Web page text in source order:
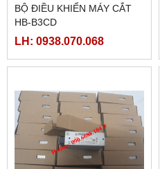
BỘ ĐIỀU KHIỂN MÁY CẮT
HB-B3CD
LH: 0938.070.068